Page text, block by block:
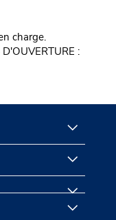
charge.
: